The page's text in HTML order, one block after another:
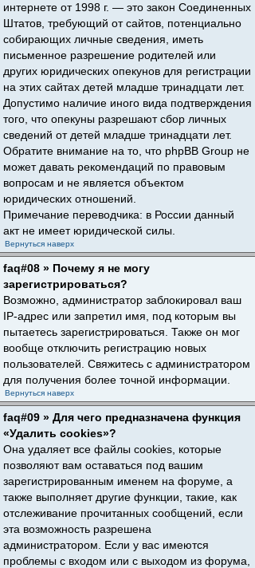
интернете от 1998 г. — это закон Соединенных
Штатов, требующий от сайтов, потенциально
собирающих личные сведения, иметь
письменное разрешение родителей или
других юридических опекунов для регистрации
на этих сайтах детей младше тринадцати лет.
Допустимо наличие иного вида подтверждения
того, что опекуны разрешают сбор личных
сведений от детей младше тринадцати лет.
Обратите внимание на то, что phpBB Group не
может давать рекомендаций по правовым
вопросам и не является объектом
юридических отношений.
Примечание переводчика: в России данный
акт не имеет юридической силы.
Вернуться наверх
faq#08 » Почему я не могу
зарегистрироваться?
Возможно, администратор заблокировал ваш
IP-адрес или запретил имя, под которым вы
пытаетесь зарегистрироваться. Также он мог
вообще отключить регистрацию новых
пользователей. Свяжитесь с администратором
для получения более точной информации.
Вернуться наверх
faq#09 » Для чего предназначена функция
«Удалить cookies»?
Она удаляет все файлы cookies, которые
позволяют вам оставаться под вашим
зарегистрированным именем на форуме, а
также выполняет другие функции, такие, как
отслеживание прочитанных сообщений, если
эта возможность разрешена
администратором. Если у вас имеются
проблемы с входом или с выходом из форума,